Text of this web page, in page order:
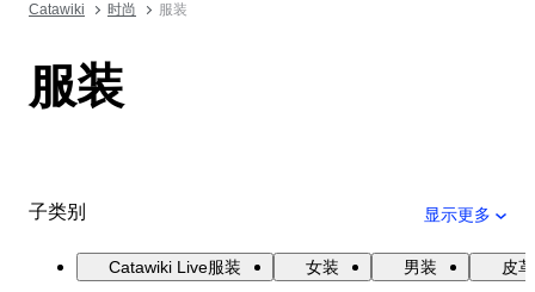
Catawiki 时尚 服装
服装
子类别 显示更多
Catawiki Live服装 女装 男装 皮